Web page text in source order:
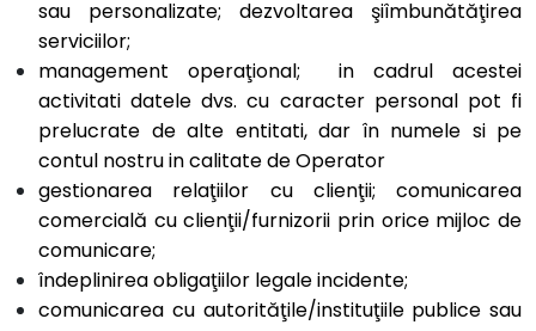
sau personalizate; dezvoltarea şiîmbunătăţirea
serviciilor;
management operaţional; in cadrul acestei
activitati datele dvs. cu caracter personal pot fi
prelucrate de alte entitati, dar în numele si pe
contul nostru in calitate de Operator
gestionarea relaţiilor cu clienţii; comunicarea
comercială cu clienţii/furnizorii prin orice mijloc de
comunicare;
îndeplinirea obligaţiilor legale incidente;
comunicarea cu autorităţile/instituţiile publice sau